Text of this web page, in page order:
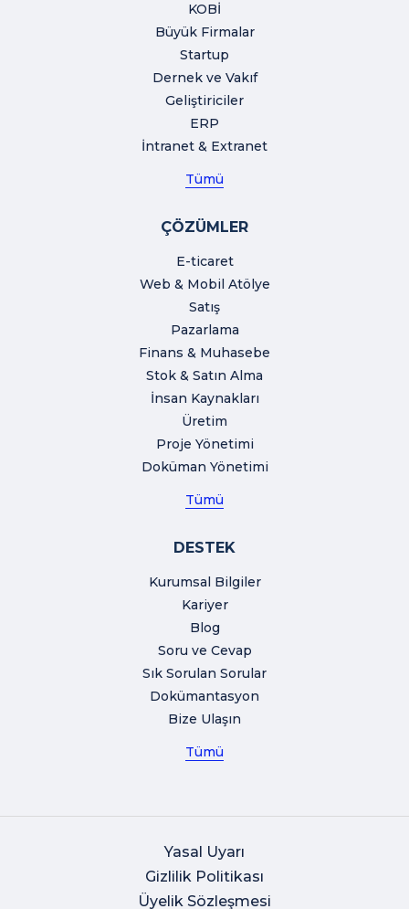
KOBİ
Büyük Firmalar
Startup
Dernek ve Vakıf
Geliştiriciler
ERP
İntranet & Extranet
Tümü
ÇÖZÜMLER
E-ticaret
Web & Mobil Atölye
Satış
Pazarlama
Finans & Muhasebe
Stok & Satın Alma
İnsan Kaynakları
Üretim
Proje Yönetimi
Doküman Yönetimi
Tümü
DESTEK
Kurumsal Bilgiler
Kariyer
Blog
Soru ve Cevap
Sık Sorulan Sorular
Dokümantasyon
Bize Ulaşın
Tümü
Yasal Uyarı
Gizlilik Politikası
Üyelik Sözleşmesi